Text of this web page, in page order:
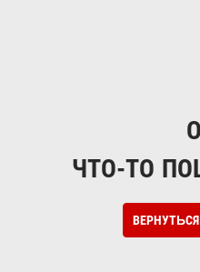
ЧТО-ТО